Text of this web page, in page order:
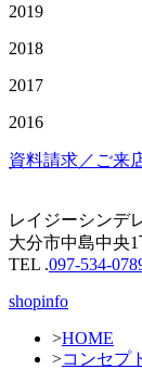
2019
2018
2017
2016
資料請求／ご来
レイジーシン
大分市中島中央1
TEL .097-534-
shopinfo
>HOME
>コンセプ